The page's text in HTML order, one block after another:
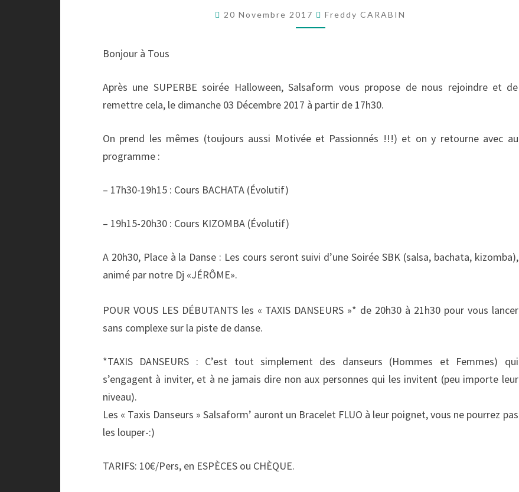
SBK
LA
JOLIE
20 Novembre 2017 Freddy CARABIN
Bonjour à Tous
Après une SUPERBE soirée Halloween, Salsaform vous propose de nous rejoindre et de
remettre cela, le dimanche 03 Décembre 2017 à partir de 17h30.
On prend les mêmes (toujours aussi Motivée et Passionnés !!!) et on y retourne avec au
programme :
– 17h30-19h15 : Cours BACHATA (Évolutif)
– 19h15-20h30 : Cours KIZOMBA (Évolutif)
A 20h30, Place à la Danse : Les cours seront suivi d’une Soirée SBK (salsa, bachata, kizomba),
animé par notre Dj «JÉRÔME».
POUR VOUS LES DÉBUTANTS les « TAXIS DANSEURS »* de 20h30 à 21h30 pour vous lancer
sans complexe sur la piste de danse.
*TAXIS DANSEURS : C’est tout simplement des danseurs (Hommes et Femmes) qui
s’engagent à inviter, et à ne jamais dire non aux personnes qui les invitent (peu importe leur
niveau).
Les « Taxis Danseurs » Salsaform’ auront un Bracelet FLUO à leur poignet, vous ne pourrez pas
les louper-:)
TARIFS: 10€/Pers, en ESPÈCES ou CHÈQUE.